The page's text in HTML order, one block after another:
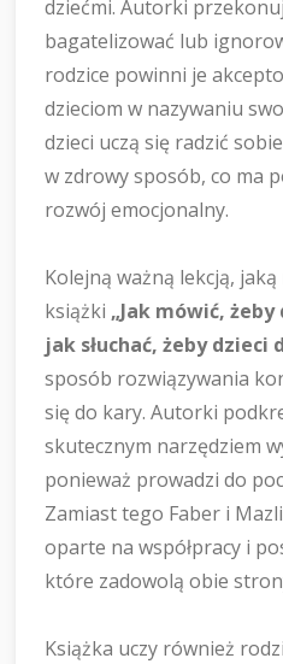
dziećmi. Autorki
bagatelizować lub
rodzice powinni je
dzieciom w nazywaniu
dzieci uczą się radzić
w zdrowy sposób, co ma
rozwój emocjonalny.
Kolejną ważną lekcją,
książki „Jak mówić, żeby
jak słuchać, żeby dzieci
sposób rozwiązywania
się do kary. Autorki
skutecznym narzędziem
ponieważ prowadzi do
Zamiast tego Faber i
oparte na współpracy i
które zadowolą obie
Książka uczy również